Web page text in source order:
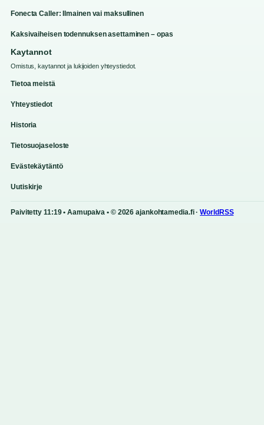
Fonecta Caller: Ilmainen vai maksullinen
Kaksivaiheisen todennuksen asettaminen – opas
Kaytannot
Omistus, kaytannot ja lukijoiden yhteystiedot.
Tietoa meistä
Yhteystiedot
Historia
Tietosuojaseloste
Evästekäytäntö
Uutiskirje
Paivitetty 11:19 • Aamupaiva • © 2026 ajankohtamedia.fi ·WorldRSS